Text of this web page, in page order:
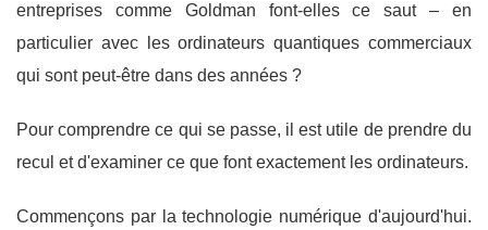
entreprises comme Goldman font-elles ce saut – en
particulier avec les ordinateurs quantiques commerciaux
qui sont peut-être dans des années ?
Pour comprendre ce qui se passe, il est utile de prendre du
recul et d'examiner ce que font exactement les ordinateurs.
Commençons par la technologie numérique d'aujourd'hui.